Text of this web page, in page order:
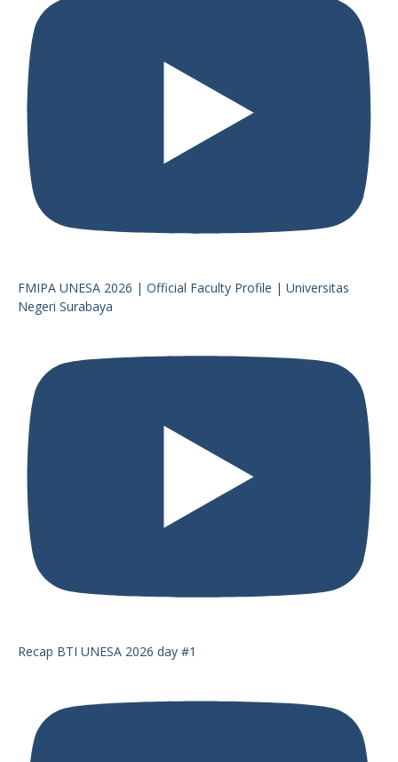
FMIPA UNESA 2026 | Official Faculty Profile | Universitas
Negeri Surabaya
Recap BTI UNESA 2026 day #1